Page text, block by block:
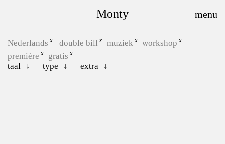
Monty
Nederlands double bill muziek
workshop
première
gratis
taal
type extra